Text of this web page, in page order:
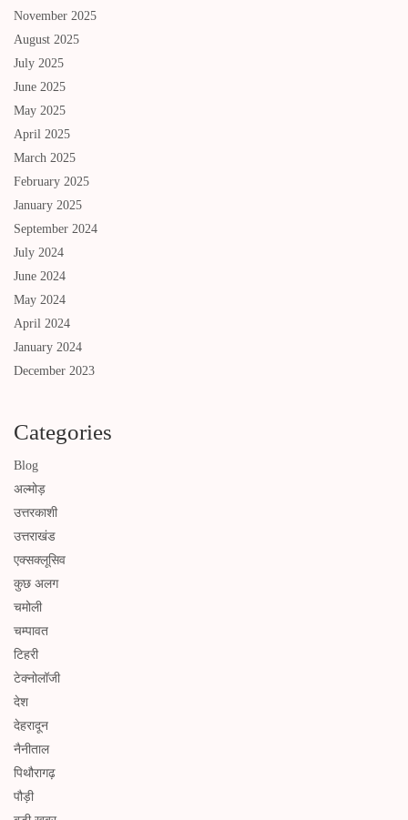
November 2025
August 2025
July 2025
June 2025
May 2025
April 2025
March 2025
February 2025
January 2025
September 2024
July 2024
June 2024
May 2024
April 2024
January 2024
December 2023
Categories
Blog
अल्मोड़
उत्तरकाशी
उत्तराखंड
एक्सक्लूसिव
कुछ अलग
चमोली
चम्पावत
टिहरी
टेक्नोलॉजी
देश
देहरादून
नैनीताल
पिथौरागढ़
पौड़ी